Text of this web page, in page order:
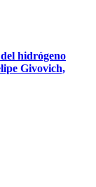
hidrógeno
Givovich,